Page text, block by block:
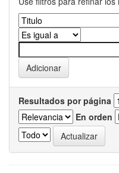
Resultados por página
En orden